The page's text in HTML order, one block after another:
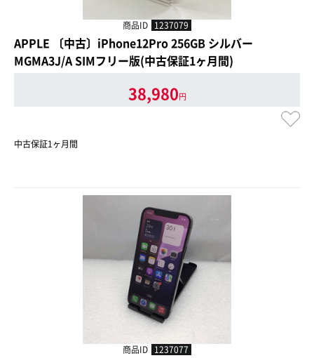
商品ID 1237079
APPLE 〔中古〕iPhone12Pro 256GB シルバー
MGMA3J/A SIMフリー版(中古保証1ヶ月間)
38,980円
中古保証1ヶ月間
商品ID 1237077